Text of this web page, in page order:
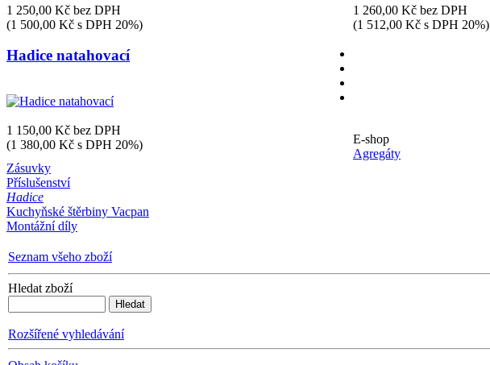
1 250,00 Kč bez DPH
(1 500,00 Kč s DPH 20%)
1 260,00 Kč bez DPH
(1 512,00 Kč s DPH 20%)
Hadice natahovací
1 150,00 Kč bez DPH
(1 380,00 Kč s DPH 20%)
E-shop
Agregáty
Zásuvky
Příslušenství
Hadice
Kuchyňské štěrbiny Vacpan
Montážní díly
Seznam všeho zboží
Hledat zboží
Rozšířené vyhledávání